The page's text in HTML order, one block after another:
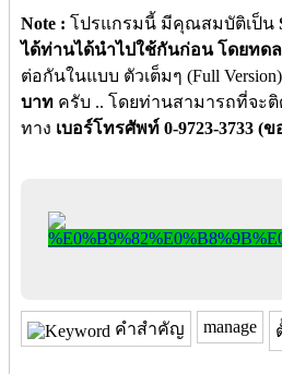
Note : โปรแกรมนี้ มีคุณสมบัติเป็น
ได้ท่านได้นำไปใช้กันก่อน โดยทด
ต่อกันในแบบ ตัวเต็มๆ (Full
บาท ครับ .. โดยท่านสามารถที่จะ
ทาง เบอร์โทรศัพท์ 0-9723-3733 (
คำสำคัญ manage